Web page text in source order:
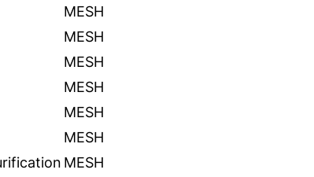
MESH
MESH
MESH
MESH
MESH
MESH
MESH